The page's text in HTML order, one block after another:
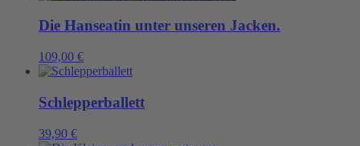
Die Hanseatin unter unseren Jacken.
109,00 €
Schlepperballett
39,90 €